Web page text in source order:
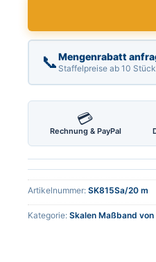
📞Mengenrabatt
Staffelpreise ab 10
💳
Rechnung & PayPal
Artikelnummer: SK815Sa/20 m
Kategorie: Skalen Maßband